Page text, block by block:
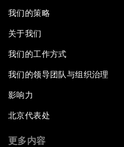
我们的策略
关于我们
我们的工作方式
我们的领导团队与组织治理
影响力
北京代表处
更多内容